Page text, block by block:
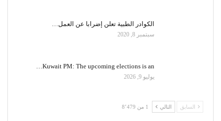
الكوادر الطبية تعلن إضرابا عن العمل…
سبتمبر 8, 2020
Kuwait PM: The upcoming elections is an…
يوليو 9, 2026
السابق التالي 1 من 8٬479